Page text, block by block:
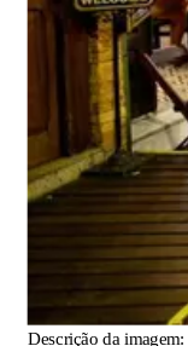
Descrição da imagem: